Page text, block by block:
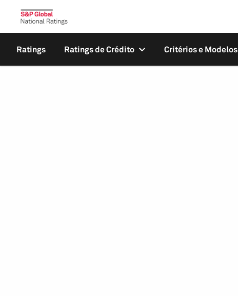
Ratings Ratings de Crédito Critérios e Modelos